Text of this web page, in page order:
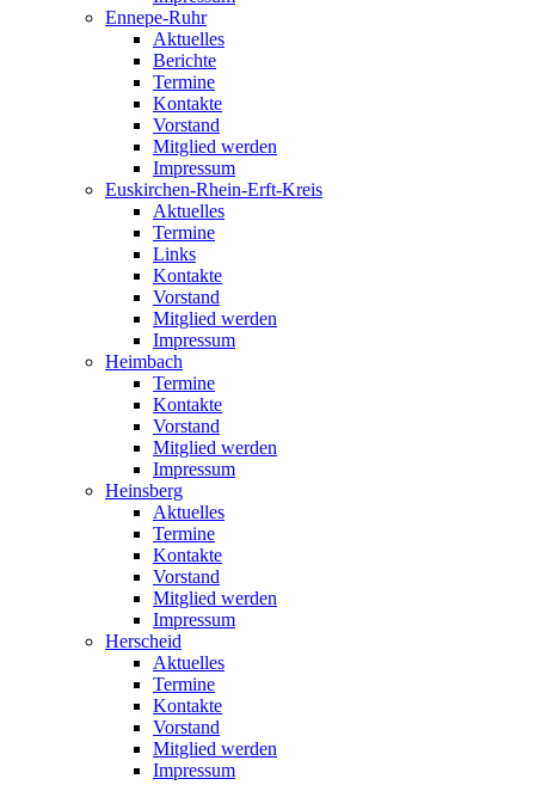
Ennepe-Ruhr
Aktuelles
Berichte
Termine
Kontakte
Vorstand
Mitglied werden
Impressum
Euskirchen-Rhein-Erft-Kreis
Aktuelles
Termine
Links
Kontakte
Vorstand
Mitglied werden
Impressum
Heimbach
Termine
Kontakte
Vorstand
Mitglied werden
Impressum
Heinsberg
Aktuelles
Termine
Kontakte
Vorstand
Mitglied werden
Impressum
Herscheid
Aktuelles
Termine
Kontakte
Vorstand
Mitglied werden
Impressum